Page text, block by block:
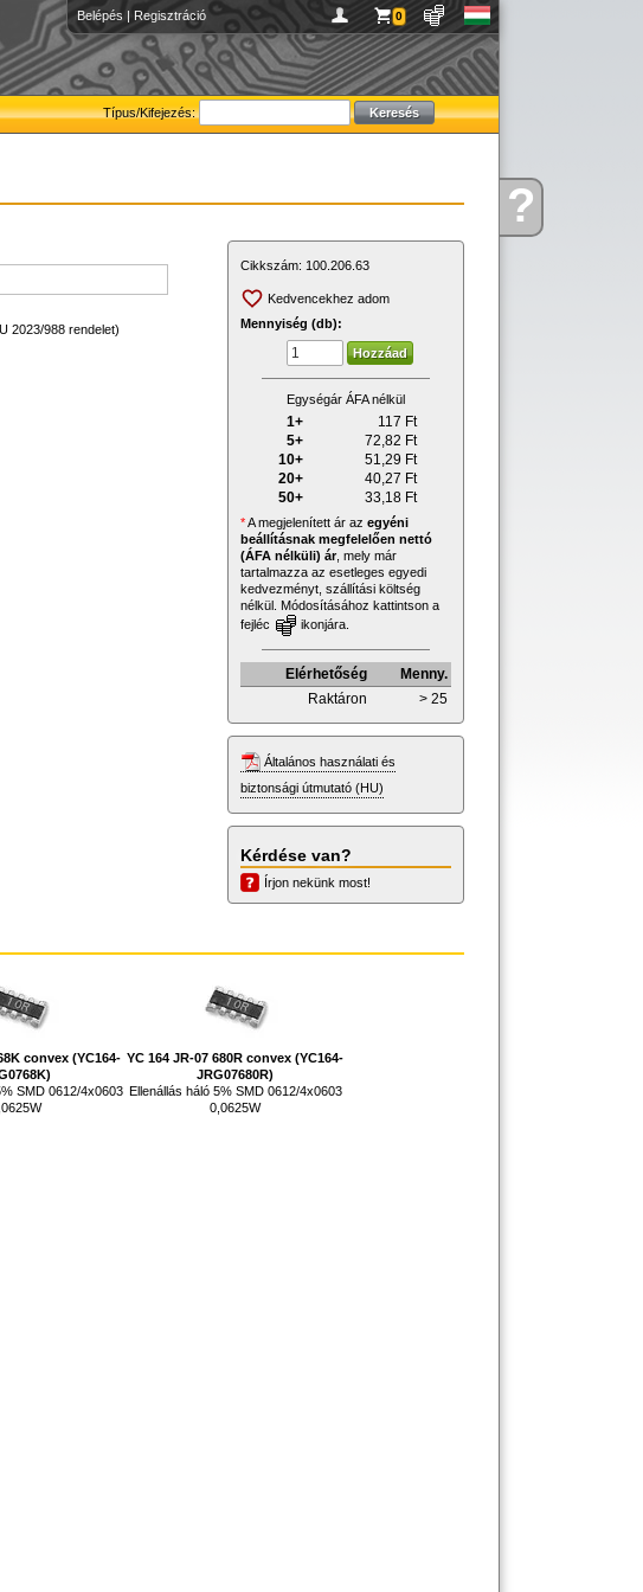
Kérdése?
Belépés | Regisztráció 0
Típus/Kifejezés:
2023/988 rendelet)
Cikkszám: 100.206.63
Kedvencekhez adom
Mennyiség (db):
Egységár ÁFA nélkül
1+ 117 Ft
5+
72,82 Ft
10+
51,29 Ft
20+
40,27 Ft
50+
33,18 Ft
*A megjelenített ár az egyéni
beállításnak megfelelően nettó
(ÁFA nélküli) ár, mely már
tartalmazza az esetleges egyedi
kedvezményt, szállítási költség
nélkül. Módosításához kattintson a
fejléc
ikonjára.
Elérhetőség
Menny.
Raktáron
> 25
Általános használati és
biztonsági útmutató (HU)
Kérdése van?
Írjon nekünk most!
convex (YC164-
SMD 0612/4x0603
YC 164 JR-07 680R convex (YC164-
JRG07680R)
Ellenállás háló 5% SMD 0612/4x0603
0,0625W